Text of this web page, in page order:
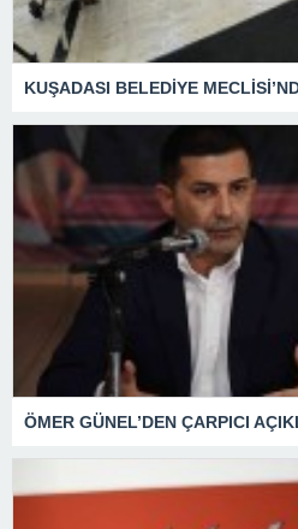
KUŞADASI BELEDİYE
ÖMER GÜNEL’DEN ÇARPICI